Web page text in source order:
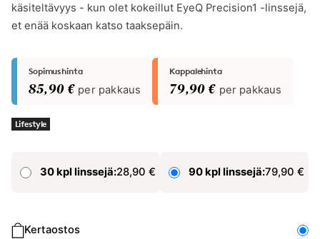
käsiteltävyys - kun olet kokeillut EyeQ Precision1 -linssejä,
et enää koskaan katso taaksepäin.
Sopimushinta
85,90 € per pakkaus
Kappalehinta
79,90 € per pakkaus
Lifestyle
30 kpl linssejä:28,90 € 90 kpl linssejä:79,90 €
Kertaostos